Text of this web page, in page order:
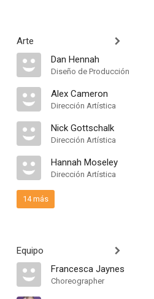
Arte
Dan Hennah
Diseño de Producción
Alex Cameron
Dirección Artística
Nick Gottschalk
Dirección Artística
Hannah Moseley
Dirección Artística
14 más
Equipo
Francesca Jaynes
Choreographer